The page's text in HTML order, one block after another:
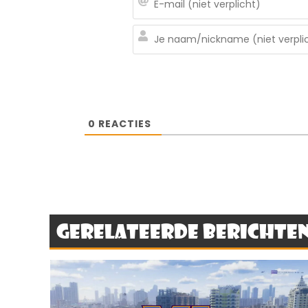
0 REACTIES
Gerelateerde